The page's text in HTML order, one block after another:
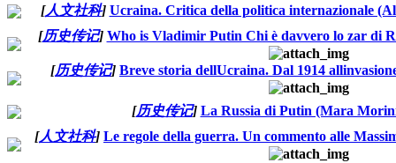
[人文社科] Ucraina. Critica della politica internazionale
[历史传记] Who is Vladimir Putin Chi è davvero lo zar di
[历史传记] Breve storia dellUcraina. Dal 1914
[历史传记] La Russia di Putin (Mara
[人文社科] Le regole della guerra. Un commento alle